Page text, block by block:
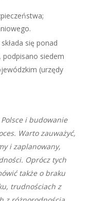
się ponad
siedem
(urzędy
i budowanie
Warto zauważyć,
i zaplanowany,
Oprócz tych
także o braku
trudnościach z